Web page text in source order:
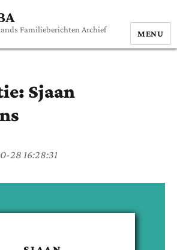
Familieberichten Archief MENU
Sjaan
28 16:28:31